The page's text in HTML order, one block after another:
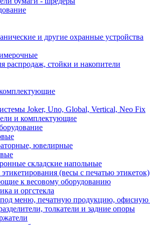
и другие охранные устройства
распродаж, стойки и накопители
Joker, Uno, Global, Vertical, Neo Fix
и комплектующие
ювелирные
складские напольные
(весы с печатью этикеток)
к весовому оборудованию
и оргстекла
меню, печатную продукцию,
толкатели и задние опоры